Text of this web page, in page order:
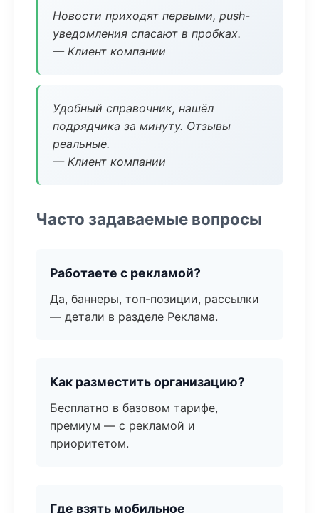
Новости приходят первыми, push-
уведомления спасают в пробках.
— Клиент компании
Удобный справочник, нашёл
подрядчика за минуту. Отзывы
реальные.
— Клиент компании
Часто задаваемые вопросы
Работаете с рекламой?
Да, баннеры, топ-позиции, рассылки
— детали в разделе Реклама.
Как разместить организацию?
Бесплатно в базовом тарифе,
премиум — с рекламой и
приоритетом.
Где взять мобильное